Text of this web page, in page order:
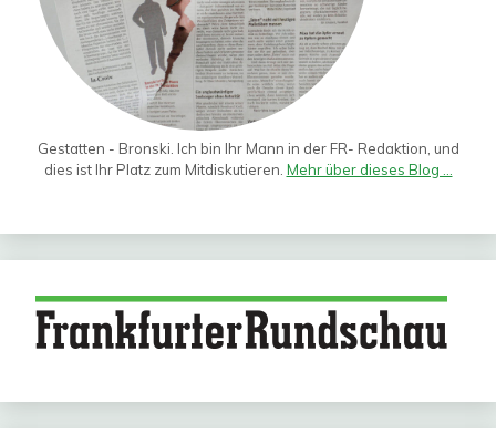
Gestatten - Bronski. Ich bin Ihr Mann in der FR- Redaktion, und
dies ist Ihr Platz zum Mitdiskutieren. Mehr über dieses Blog ...